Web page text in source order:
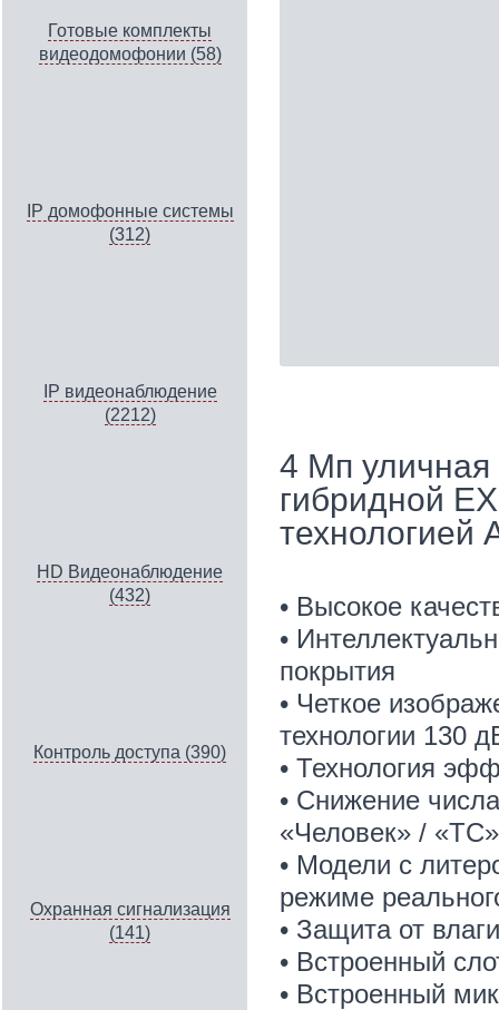
Готовые комплекты
видеодомофонии (58)
IP домофонные системы
(312)
IP видеонаблюдение
(2212)
HD Видеонаблюдение
(432)
Контроль доступа (390)
Охранная сигнализация
(141)
4 Мп уличная
гибридной
технологией
• Высокое
•
покрытия
• Четкое
технологии 130
• Технология
• Снижение
«Человек» /
• Модели с
режиме
• Защита от
• Встроенный
• Встроенный